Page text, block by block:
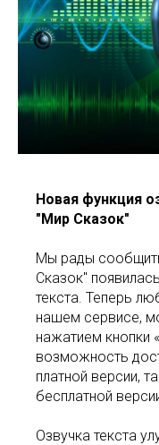
Новая функция
"Мир Сказок"
Мы рады
Сказок"
текста. Теперь
нашем сервисе,
нажатием кнопки
возможность
платной версии,
бесплатной
Озвучка текста